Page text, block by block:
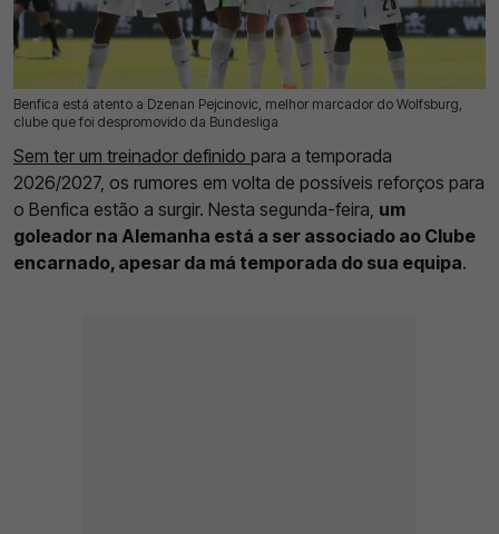
Benfica está atento a Dzenan Pejcinovic, melhor marcador do Wolfsburg,
clube que foi despromovido da Bundesliga
01 Jun 2026 | 13:54 | 0
Sem ter um treinador definido para a temporada
2026/2027, os rumores em volta de possíveis reforços para
o Benfica estão a surgir. Nesta segunda-feira, um
goleador na Alemanha está a ser associado ao Clube
encarnado, apesar da má temporada do sua equipa.